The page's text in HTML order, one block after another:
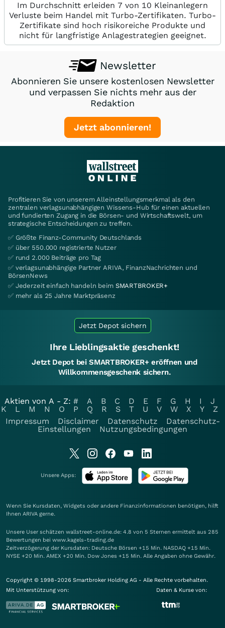
Im Durchschnitt erleiden 7 von 10 Kleinanlegern
Verluste beim Handel mit Turbo-Zertifikaten. Turbo-
Zertifikate sind hoch risikoreiche Produkte und
nicht für langfristige Anlagestrategien geeignet.
Newsletter
Abonnieren Sie unsere kostenlosen Newsletter
und verpassen Sie nichts mehr aus der
Redaktion
Jetzt abonnieren!
Profitieren Sie von unserem Alleinstellungsmerkmal als den
zentralen verlagsunabhängigen Wissens-Hub für einen aktuellen
und fundierten Zugang in die Börsen- und Wirtschaftswelt, um
strategische Entscheidungen zu treffen.
✅ Größte Finanz-Community Deutschlands
✅ über 550.000 registrierte Nutzer
✅ rund 2.000 Beiträge pro Tag
✅ verlagsunabhängige Partner ARIVA, FinanzNachrichten und
BörsenNews
✅ Jederzeit einfach handeln beim SMARTBROKER+
✅ mehr als 25 Jahre Marktpräsenz
Jetzt Depot sichern
Ihre Lieblingsaktie geschenkt!
Jetzt Depot bei SMARTBROKER+ eröffnen und
Willkommensgeschenk sichern.
Aktien von A - Z: # A B C D E F G H I
J
K
L M N O P Q R S T U V W X Y
Z
Impressum
Disclaimer Datenschutz
Datenschutz-
Einstellungen
Nutzungsbedingungen
Unsere Apps:
Wenn Sie Kursdaten, Widgets oder andere Finanzinformationen benötigen, hilft
Ihnen ARIVA gerne.
Unsere User schätzen wallstreet-online.de: 4.8 von 5 Sternen ermittelt aus 285
Bewertungen bei www.kagels-trading.de
Zeitverzögerung der Kursdaten: Deutsche Börsen +15 Min. NASDAQ +15 Min.
NYSE +20 Min. AMEX +20 Min. Dow Jones +15 Min. Alle Angaben ohne Gewähr.
Copyright © 1998-2026 Smartbroker Holding AG - Alle Rechte vorbehalten.
Mit Unterstützung von:
Daten & Kurse von: